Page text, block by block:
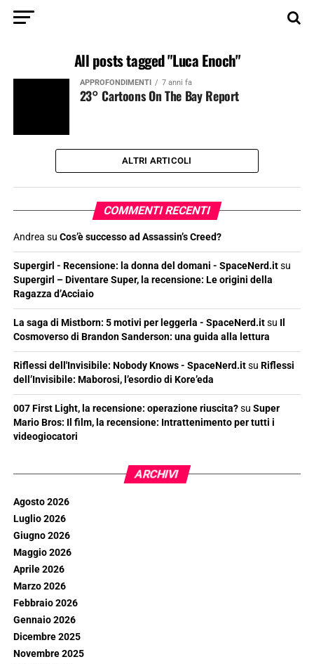
All posts tagged "Luca Enoch"
APPROFONDIMENTI 7 anni fa
23° Cartoons On The Bay Report
ALTRI ARTICOLI
COMMENTI RECENTI
Andrea su Cos’è successo ad Assassin’s Creed?
Supergirl - Recensione: la donna del domani - SpaceNerd.itsu
Supergirl – Diventare Super, la recensione: Le origini della
Ragazza d’Acciaio
La saga di Mistborn: 5 motivi per leggerla - SpaceNerd.itsu Il
Cosmoverso di Brandon Sanderson: una guida alla lettura
Riflessi dell'Invisibile: Nobody Knows - SpaceNerd.itsu Riflessi
dell’Invisibile: Maborosi, l’esordio di Kore’eda
007 First Light, la recensione: operazione riuscita?su Super
Mario Bros: Il film, la recensione: Intrattenimento per tutti i
videogiocatori
ARCHIVI
Agosto 2026
Luglio 2026
Giugno 2026
Maggio 2026
Aprile 2026
Marzo 2026
Febbraio 2026
Gennaio 2026
Dicembre 2025
Novembre 2025